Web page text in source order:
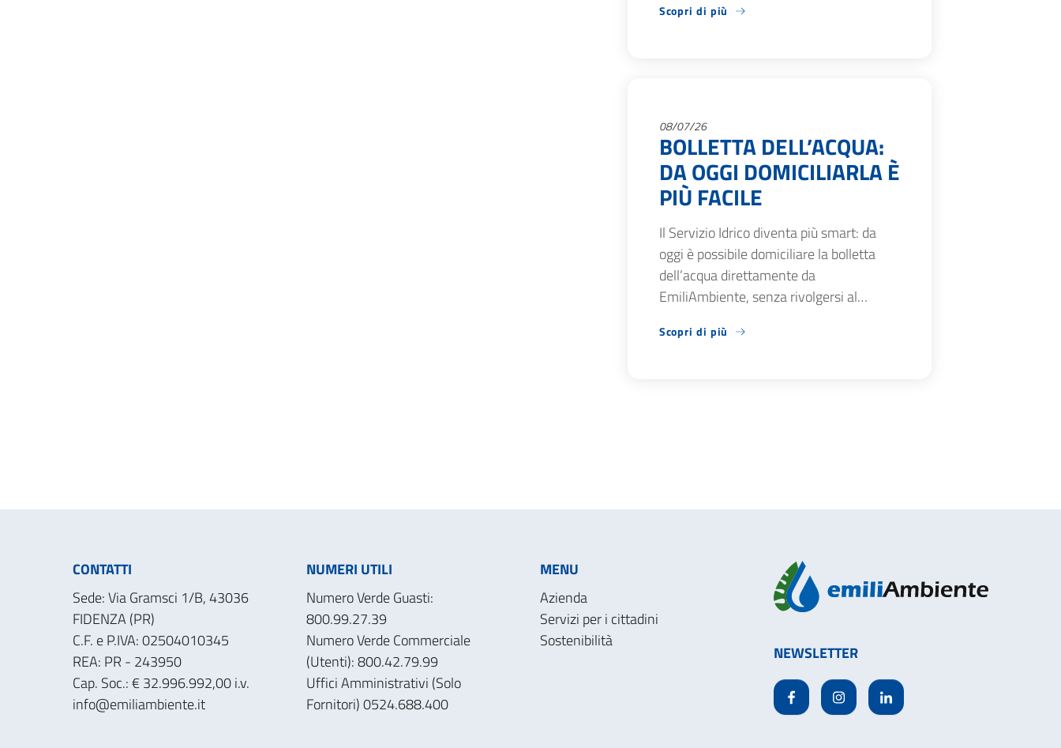
Scopri di più
08/07/26
BOLLETTA DELL’ACQUA:
DA OGGI DOMICILIARLA È
PIÙ FACILE
Il Servizio Idrico diventa più smart: da
oggi è possibile domiciliare la bolletta
dell’acqua direttamente da
EmiliAmbiente, senza rivolgersi al…
Scopri di più
CONTATTI
Sede: Via Gramsci 1/B, 43036
FIDENZA (PR)
C.F. e P.IVA: 02504010345
REA: PR - 243950
Cap. Soc.: € 32.996.992,00 i.v.
info@emiliambiente.it
NUMERI UTILI
Numero Verde Guasti:
800.99.27.39
Numero Verde Commerciale
(Utenti): 800.42.79.99
Uffici Amministrativi (Solo
Fornitori) 0524.688.400
MENU
Azienda
Servizi per i cittadini
Sostenibilità
NEWSLETTER
FacebookInstagramLinkedin